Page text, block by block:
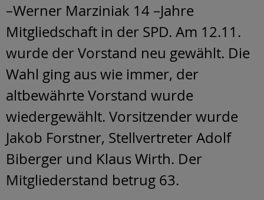
–Werner Marziniak 14 –Jahre
Mitgliedschaft in der SPD. Am 12.11.
wurde der Vorstand neu gewählt. Die
Wahl ging aus wie immer, der
altbewährte Vorstand wurde
wiedergewählt. Vorsitzender wurde
Jakob Forstner, Stellvertreter Adolf
Biberger und Klaus Wirth. Der
Mitgliederstand betrug 63.